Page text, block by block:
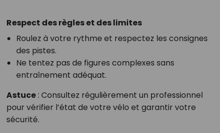
Respect des règles et des limites
Roulez à votre rythme et respectez les consignes
des pistes.
Ne tentez pas de figures complexes sans
entraînement adéquat.
Astuce: Consultez régulièrement un professionnel
pour vérifier l’état de votre vélo et garantir votre
sécurité.